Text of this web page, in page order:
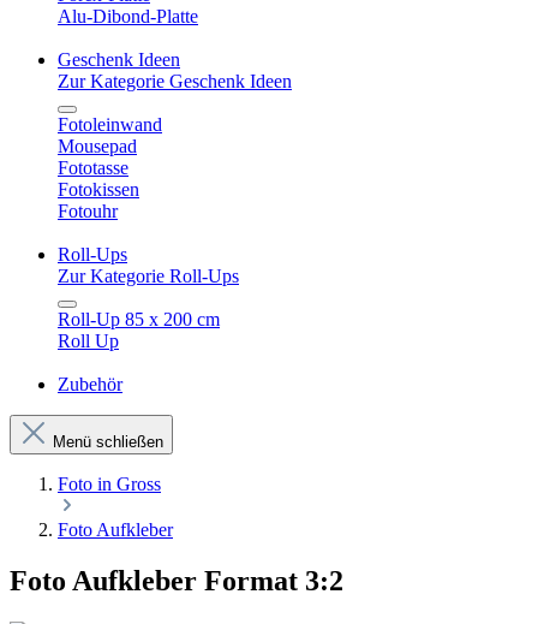
Alu-Dibond-Platte
Geschenk Ideen
Zur Kategorie Geschenk Ideen
Fotoleinwand
Mousepad
Fototasse
Fotokissen
Fotouhr
Roll-Ups
Zur Kategorie Roll-Ups
Roll-Up 85 x 200 cm
Roll Up
Zubehör
Menü schließen
Foto in Gross
Foto Aufkleber
Foto Aufkleber Format 3:2